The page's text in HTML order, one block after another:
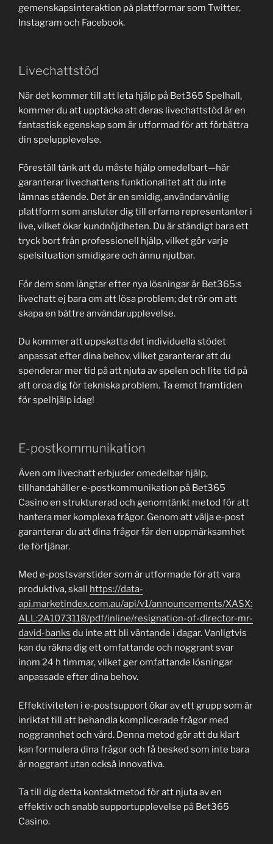
gemenskapsinteraktion på plattformar som Twitter,
Instagram och Facebook.
Livechattstöd
När det kommer till att leta hjälp på Bet365 Spelhall,
kommer du att upptäcka att deras livechattstöd är en
fantastisk egenskap som är utformad för att förbättra
din spelupplevelse.
Föreställ tänk att du måste hjälp omedelbart—här
garanterar livechattens funktionalitet att du inte
lämnas stående. Det är en smidig, användarvänlig
plattform som ansluter dig till erfarna representanter i
live, vilket ökar kundnöjdheten. Du är ständigt bara ett
tryck bort från professionell hjälp, vilket gör varje
spelsituation smidigare och ännu njutbar.
För dem som längtar efter nya lösningar är Bet365:s
livechatt ej bara om att lösa problem; det rör om att
skapa en bättre användarupplevelse.
Du kommer att uppskatta det individuella stödet
anpassat efter dina behov, vilket garanterar att du
spenderar mer tid på att njuta av spelen och lite tid på
att oroa dig för tekniska problem. Ta emot framtiden
för spelhjälp idag!
E-postkommunikation
Även om livechatt erbjuder omedelbar hjälp,
tillhandahåller e-postkommunikation på Bet365
Casino en strukturerad och genomtänkt metod för att
hantera mer komplexa frågor. Genom att välja e-post
garanterar du att dina frågor får den uppmärksamhet
de förtjänar.
Med e-postsvarstider som är utformade för att vara
produktiva, skall
https://data-
api.marketindex.com.au/api/v1/announcements/XASX:
ALL:2A1073118/pdf/inline/resignation-of-director-mr-
david-banks du inte att bli väntande i dagar. Vanligtvis
kan du räkna dig ett omfattande och noggrant svar
inom 24 h timmar, vilket ger omfattande lösningar
anpassade efter dina behov.
Effektiviteten i e-postsupport ökar av ett grupp som är
inriktat till att behandla komplicerade frågor med
noggrannhet och vård. Denna metod gör att du klart
kan formulera dina frågor och få besked som inte bara
är noggrant utan också innovativa.
Ta till dig detta kontaktmetod för att njuta av en
effektiv och snabb supportupplevelse på Bet365
Casino.